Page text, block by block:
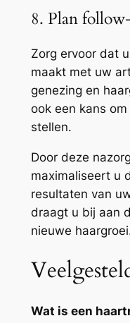
8. Plan
Zorg ervoor dat
maakt met uw
genezing en
ook een kans
stellen.
Door deze
maximaliseert u
resultaten van
draagt u bij aan
nieuwe
Wat is een